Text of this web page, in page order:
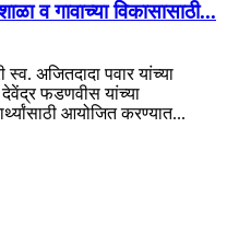
व गावाच्या विकासासाठी...
अजितदादा पवार यांच्या
देवेंद्र फडणवीस यांच्या
आयोजित करण्यात...